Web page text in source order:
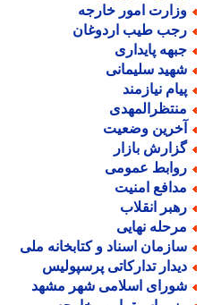
امور خارجه
طیب اردوغان
پایداری
سلیمانی
نیازمند
وضعیت
بازار
عمومی
امنیت
انقلاب
نهایی
اسناد و کتابخانه ملی
تدارکاتی پرسپولیس
اسلامی شهر مشهد